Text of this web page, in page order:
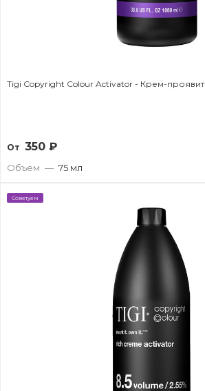
Tigi Copyright Colour Activator - Крем-
От 350 ₽
Объем — 75 мл
Советуем